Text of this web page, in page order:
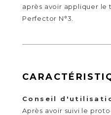
après avoir appliquer le
Perfector N°3.
Conseil
Après avoir suivi le